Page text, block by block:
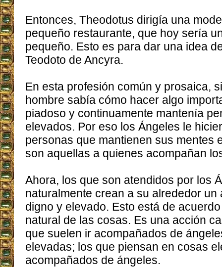
Entonces, Theodotus dirigía una
pequeño restaurante, que hoy sería
pequeño. Esto es para dar una idea
Teodoto de Ancyra.
En esta profesión común y prosaica,
hombre sabía cómo hacer algo
piadoso y continuamente mantenía
elevados. Por eso los Ángeles le
personas que mantienen sus mentes
son aquellas a quienes acompañan
Ahora, los que son atendidos por los
naturalmente crean a su alrededor un
digno y elevado. Esto está de
natural de las cosas. Es una acción
que suelen ir acompañados de
elevadas; los que piensan en cosas
acompañados de ángeles.